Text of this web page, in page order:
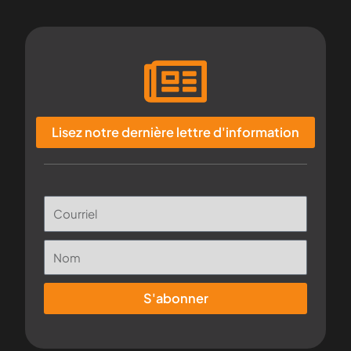
Lisez notre dernière lettre d'information
S'abonner